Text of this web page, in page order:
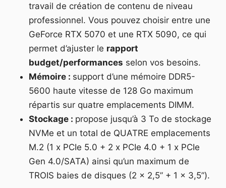
travail de création de contenu de niveau
professionnel. Vous pouvez choisir entre une
GeForce RTX 5070 et une RTX 5090, ce qui
permet d’ajuster le rapport
budget/performances selon vos besoins.
Mémoire : support d’une mémoire DDR5-
5600 haute vitesse de 128 Go maximum
répartis sur quatre emplacements DIMM.
Stockage : propose jusqu’à 3 To de stockage
NVMe et un total de QUATRE emplacements
M.2 (1 x PCIe 5.0 + 2 x PCIe 4.0 + 1 x PCIe
Gen 4.0/SATA) ainsi qu’un maximum de
TROIS baies de disques (2 × 2,5” + 1 × 3,5”).